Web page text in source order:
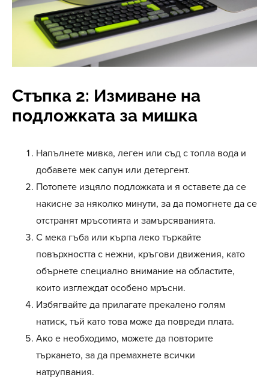
Стъпка 2: Измиване на
подложката за мишка
Напълнете мивка, леген или съд с топла вода и
добавете мек сапун или детергент.
Потопете изцяло подложката и я оставете да се
накисне за няколко минути, за да помогнете да се
отстранят мръсотията и замърсяванията.
С мека гъба или кърпа леко търкайте
повърхността с нежни, кръгови движения, като
обърнете специално внимание на областите,
които изглеждат особено мръсни.
Избягвайте да прилагате прекалено голям
натиск, тъй като това може да повреди плата.
Ако е необходимо, можете да повторите
търкането, за да премахнете всички
натрупвания.